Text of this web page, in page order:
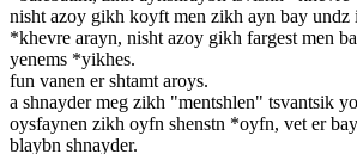
nisht azoy gikh koyft men zikh ayn bay
*khevre arayn, nisht azoy gikh fargest men
yenems *yikhes.
fun vanen er shtamt aroys.
a shnayder meg zikh "mentshlen" tsvantsik
oysfaynen zikh oyfn shenstn *oyfn, vet er
blaybn shnayder.